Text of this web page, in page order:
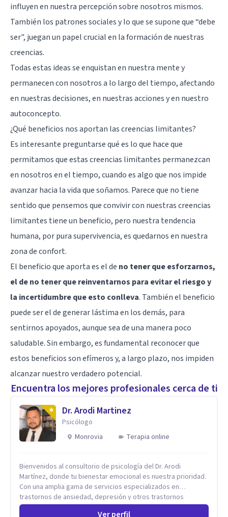
influyen en nuestra percepción sobre nosotros mismos.
También los patrones sociales y lo que se supone que “debe
ser", juegan un papel crucial en la formación de nuestras
creencias.
Todas estas ideas se enquistan en nuestra mente y
permanecen con nosotros a lo largo del tiempo, afectando
en nuestras decisiones, en nuestras acciones y en nuestro
autoconcepto.
¿Qué beneficios nos aportan las creencias limitantes?
Es interesante preguntarse qué es lo que hace que
permitamos que estas creencias limitantes permanezcan
en nosotros en el tiempo, cuando es algo que nos impide
avanzar hacia la vida que soñamos. Parece que no tiene
sentido que pensemos que convivir con nuestras creencias
limitantes tiene un beneficio, pero nuestra tendencia
humana, por pura supervivencia, es quedarnos en nuestra
zona de confort.
El beneficio que aporta es el de no tener que esforzarnos,
el de no tener que reinventarnos para evitar el riesgo y
la incertidumbre que esto conlleva. También el beneficio
puede ser el de generar lástima en los demás, para
sentirnos apoyados, aunque sea de una manera poco
saludable. Sin embargo, es fundamental reconocer que
estos beneficios son efímeros y, a largo plazo, nos impiden
alcanzar nuestro verdadero potencial.
Encuentra los mejores profesionales cerca de ti
Dr. Arodi Martinez
Psicólogo
Monrovia
Terapia online
Bienvenidos al consultorio de psicología del Dr. Arodi
Martínez, donde tu bienestar emocional es nuestra prioridad.
Con una amplia gama de servicios especializados en
trastornos de ansiedad, depresión y otros trastornos
emocionales, estamos dedicados a ofrecerte el mejor
Ver perfil